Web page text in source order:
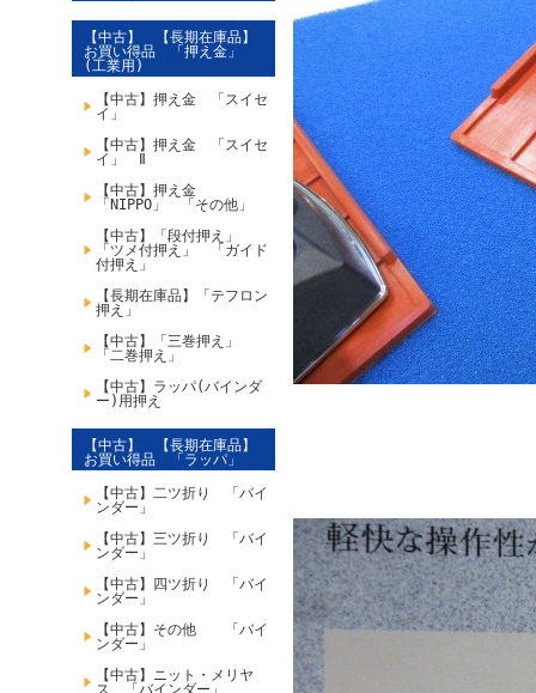
【中古】 【長期在庫品】
お買い得品 「押え金」
(工業用)
【中古】押え金 「スイセ
イ」
【中古】押え金 「スイセ
イ」 Ⅱ
【中古】押え金
「NIPPO」 「その他」
【中古】「段付押え」
「ツメ付押え」 「ガイド
付押え」
【長期在庫品】「テフロン
押え」
【中古】「三巻押え」
「二巻押え」
【中古】ラッパ(バインダ
ー)用押え
【中古】 【長期在庫品】
お買い得品 「ラッパ」
【中古】二ツ折り 「バイ
ンダー」
【中古】三ツ折り 「バイ
ンダー」
【中古】四ツ折り 「バイ
ンダー」
【中古】その他 「バイ
ンダー」
【中古】ニット・メリヤ
ス 「バインダー」